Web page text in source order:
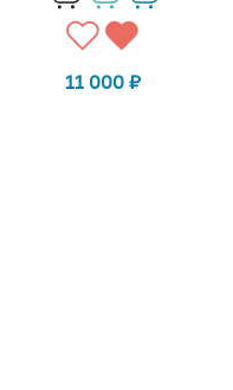
11 000 ₽